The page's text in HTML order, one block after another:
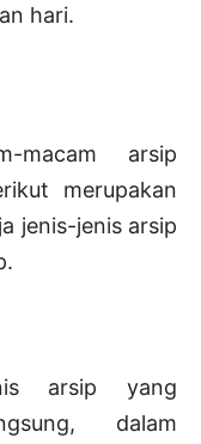
hari.
macam arsip
merupakan
jenis-jenis arsip
arsip yang
dalam